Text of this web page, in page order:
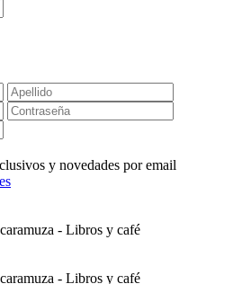
y novedades por email